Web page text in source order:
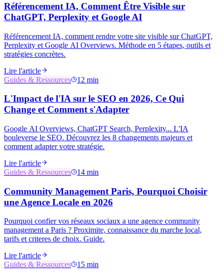
Référencement IA, Comment Être Visible sur
ChatGPT, Perplexity et Google AI
Référencement IA, comment rendre votre site visible sur ChatGPT,
Perplexity et Google AI Overviews. Méthode en 5 étapes, outils et
stratégies concrètes.
Lire l'article
Guides & Ressources
12 min
L'Impact de l'IA sur le SEO en 2026, Ce Qui
Change et Comment s'Adapter
Google AI Overviews, ChatGPT Search, Perplexity... L'IA
bouleverse le SEO. Découvrez les 8 changements majeurs et
comment adapter votre stratégie.
Lire l'article
Guides & Ressources
14 min
Community Management Paris, Pourquoi Choisir
une Agence Locale en 2026
Pourquoi confier vos réseaux sociaux a une agence community
management a Paris ? Proximite, connaissance du marche local,
tarifs et criteres de choix. Guide.
Lire l'article
Guides & Ressources
15 min